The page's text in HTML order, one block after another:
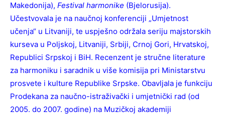
Makedonija), Festival harmonike (Bjelorusija).
Učestvovala je na naučnoj konferenciji „Umjetnost
učenja“ u Litvaniji, te uspješno održala seriju majstorskih
kurseva u Poljskoj, Litvaniji, Srbiji, Crnoj Gori, Hrvatskoj,
Republici Srpskoj i BiH. Recenzent je stručne literature
za harmoniku i saradnik u više komisija pri Ministarstvu
prosvete i kulture Republike Srpske. Obavljala je funkciju
Prodekana za naučno-istraživački i umjetnički rad (od
2005. do 2007. godine) na Muzičkoj akademiji